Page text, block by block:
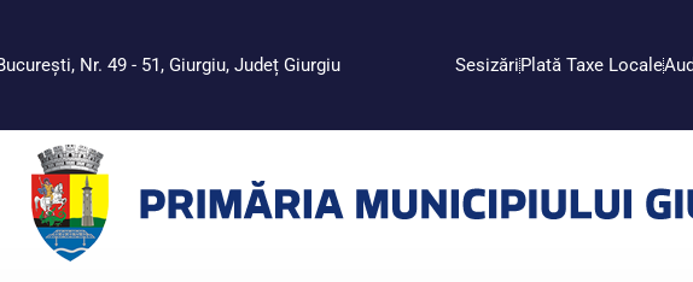
Nr. 49 - 51, Giurgiu, Județ Giurgiu SesizăriPlată Taxe Locale